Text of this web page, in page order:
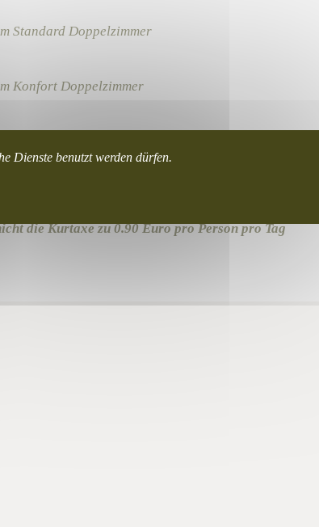
im Standard Doppelzimmer
Konfort Doppelzimmer
im Konfort Einzelzimmer
die Kurtaxe zu 0.90 Euro pro Person pro Tag
Dienste benutzt werden dürfen.